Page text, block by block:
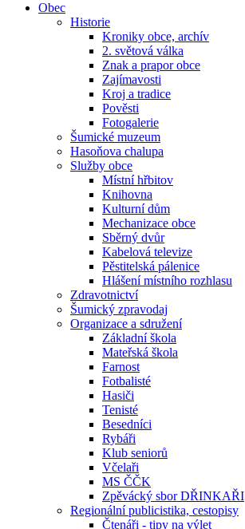
Obec
Historie
Kroniky obce, archív
2. světová válka
Znak a prapor obce
Zajímavosti
Kroj a tradice
Pověsti
Fotogalerie
Šumické muzeum
Hasoňova chalupa
Služby obce
Místní hřbitov
Knihovna
Kulturní dům
Mechanizace obce
Sběrný dvůr
Kabelová televize
Pěstitelská pálenice
Hlášení místního rozhlasu
Zdravotnictví
Šumický zpravodaj
Organizace a sdružení
Základní škola
Mateřská škola
Farnost
Fotbalisté
Hasiči
Tenisté
Besedníci
Rybáři
Klub seniorů
Včelaři
MS ČČK
Zpěvácký sbor DŘINKAŘI
Regionální publicistika, cestopisy
Čtenáři - tipy na výlet